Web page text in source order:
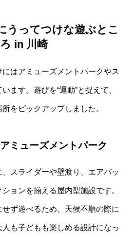
うってつけな遊ぶとこ
ろ in 川崎
はアミューズメントパークやス
ます。遊びを“運動”と捉えて、
をピックアップしました。
ミューズメントパーク
、スライダーや壁渡り、エアバッ
ョンを揃える屋内型施設です。
ず遊べるため、天候不順の際に
も子どもも楽しめる設計になっ